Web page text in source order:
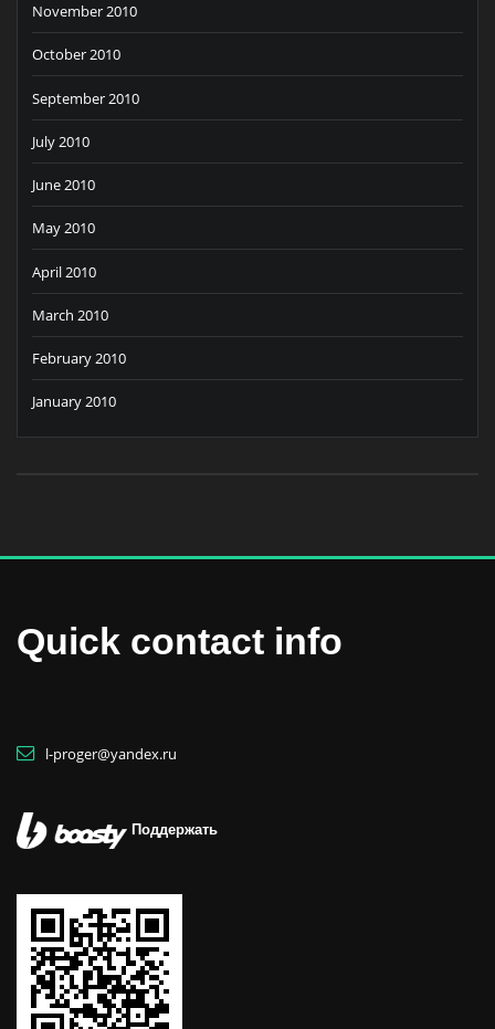
November 2010
October 2010
September 2010
July 2010
June 2010
May 2010
April 2010
March 2010
February 2010
January 2010
Quick contact info
l-proger@yandex.ru
Поддержать